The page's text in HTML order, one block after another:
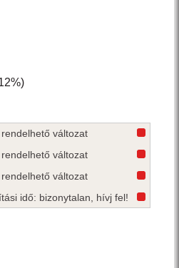
változat
változat
változat
idő: bizonytalan, hívj fel!